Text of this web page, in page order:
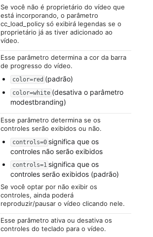
Se você não é proprietário do vídeo que
está incorporando, o parâmetro
cc_load_policy só exibirá legendas se o
proprietário já as tiver adicionado ao
vídeo.
Esse parâmetro determina a cor da barra
de progresso do vídeo.
color=red (padrão)
color=white (desativa o parâmetro
modestbranding)
Esse parâmetro determina se os
controles serão exibidos ou não.
controls=0 significa que os
controles não serão exibidos
controls=1 significa que os
controles serão exibidos (padrão)
Se você optar por não exibir os
controles, ainda poderá
reproduzir/pausar o vídeo clicando nele.
Esse parâmetro ativa ou desativa os
controles do teclado para o vídeo.